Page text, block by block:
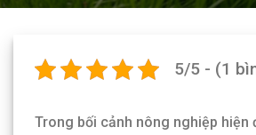
5/5 - (1
Trong bối cảnh nông nghiệp hiện